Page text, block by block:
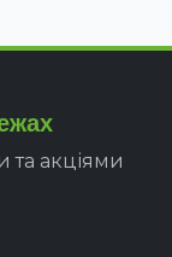
та акціями